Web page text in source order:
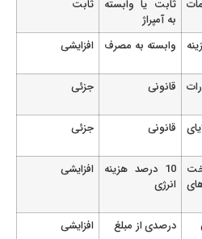
ثابت یا وابسته
به آمپراژ
ثابت
وابسته به مصرف افزایشی
قانونی جزئی
قانونی جزئی
10 درصد هزینه
انرژی
افزایشی
درصدی از مبلغ افزایشی